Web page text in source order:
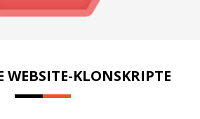
WEBSITE-KLONSKRIPTE